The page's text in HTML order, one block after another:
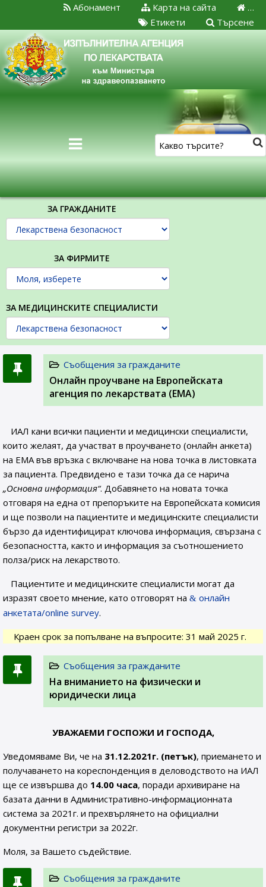
…
Карта на сайта
Абонамент
Търсене
Етикети
ЗА ГРАЖДАНИТЕ
ЗА ФИРМИТЕ
ЗА МЕДИЦИНСКИТЕ СПЕЦИАЛИСТИ
Съобщения за гражданите
Онлайн проучване на Европейската
агенция по лекарствата (ЕМА)
ИАЛ кани всички пациенти и медицински специалисти,
които желаят, да участват в проучването (онлайн анкета)
на ЕМА във връзка с включване на нова точка в листовката
за пациента. Предвидено е тази точка да се нарича
„Основна информация“. Добавянето на новата точка
отговаря на една от препоръките на Европейската комисия
и ще позволи на пациентите и медицинските специалисти
бързо да идентифицират ключова информация, свързана с
безопасността, както и информация за съотношението
полза/риск на лекарството.
Пациентите и медицинските специалисти могат да
изразят своето мнение, като отговорят на
онлайн
анкетата/online survey.
Краен срок за попълване на въпросите: 31 май 2025 г.
Съобщения за гражданите
На вниманието на физически и
юридически лица
УВАЖАЕМИ ГОСПОЖИ И ГОСПОДА,
Уведомяваме Ви, че на 31.12.2021г. (петък), приемането и
получаването на кореспонденция в деловодството на ИАЛ
ще се извършва до 14.00 часа, поради архивиране на
базата данни в Административно-информационната
система за 2021г. и прехвърлянето на официални
документни регистри за 2022г.
Моля, за Вашето съдействие.
Съобщения за гражданите